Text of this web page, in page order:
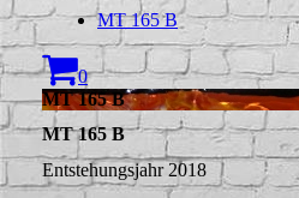
MT 165 B
0
MT 165 B
MT 165 B
Entstehungsjahr 2018